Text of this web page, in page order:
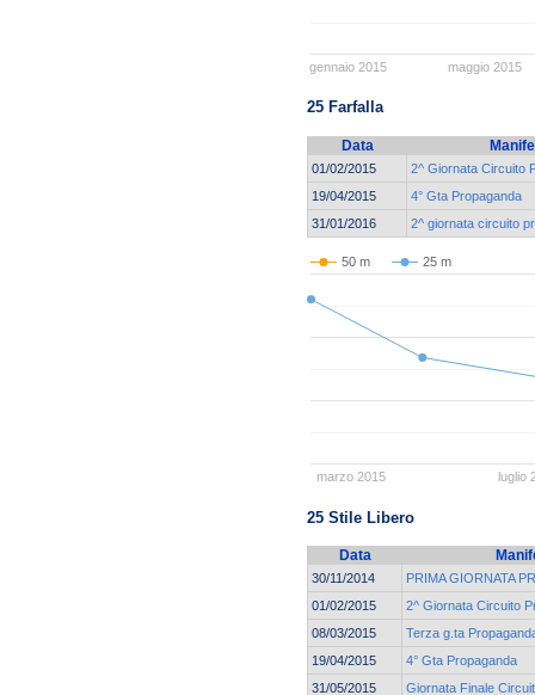
gennaio 2015 maggio 2015
25 Farfalla
Data
01/02/2015
2^ Giornata Circuito
19/04/2015
4° Gta Propaganda
31/01/2016
2^ giornata circuito
50 m 25 m
marzo 2015 luglio
25 Stile Libero
Data
30/11/2014
PRIMA GIORNATA
01/02/2015
2^ Giornata Circuito
08/03/2015
Terza g.ta
19/04/2015
4° Gta Propaganda
31/05/2015
Giornata Finale